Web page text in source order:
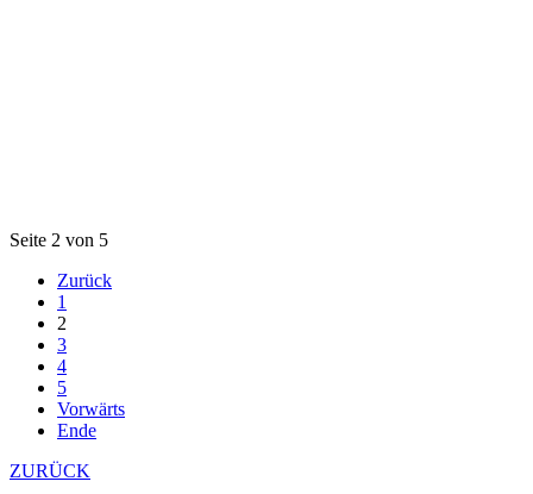
Seite 2 von 5
Zurück
1
2
3
4
5
Vorwärts
Ende
ZURÜCK